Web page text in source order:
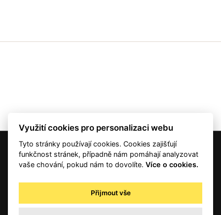
© 2001 — 2026 Copyright CMI News a dodavatelé obsahu. |
Autorská práva
Zpracování osobních údajů - registrovaní a předplatitelé
Zpracování osobních údajů pro novinářské a další účely
Využití cookies pro personalizaci webu
Tyto stránky používají cookies. Cookies zajišťují
funkčnost stránek, případně nám pomáhají analyzovat
vaše chování, pokud nám to dovolíte.Více o cookies.
Přijmout vše